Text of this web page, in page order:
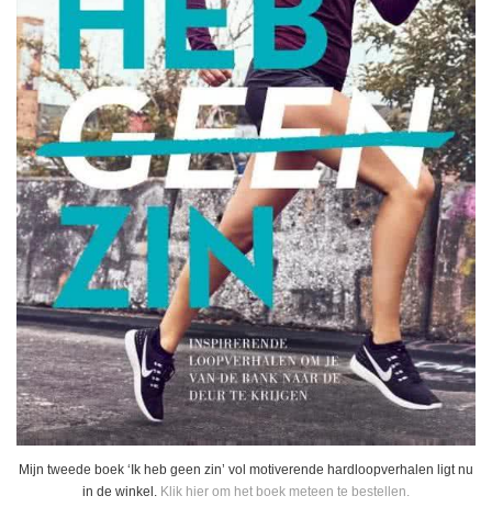
Mijn tweede boek ‘Ik heb geen zin’ vol motiverende hardloopverhalen ligt nu
in de winkel. Klik hier om het boek meteen te bestellen.